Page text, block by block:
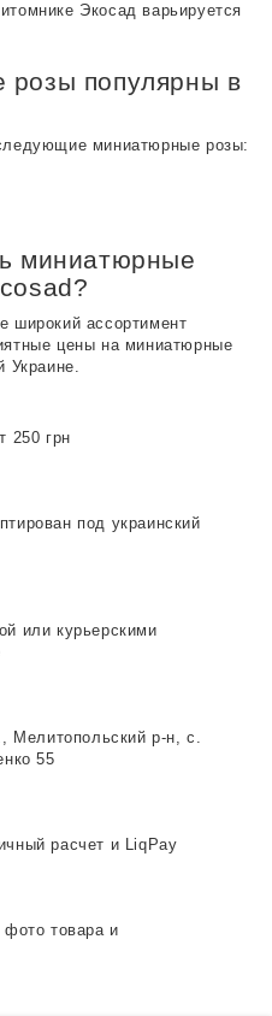
Экосад варьируется
розы популярны в
миниатюрные розы:
миниатюрные
широкий ассортимент
цены на миниатюрные
Украине.
250 грн
под украинский
или курьерскими
Мелитопольский р-н, с.
55
расчет и LiqPay
фото товара и